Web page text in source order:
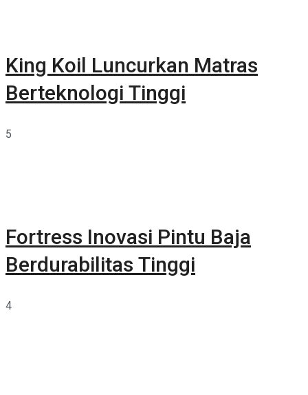
King Koil Luncurkan Matras
Berteknologi Tinggi
5
Fortress Inovasi Pintu Baja
Berdurabilitas Tinggi
4